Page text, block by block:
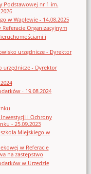
Podstawowej nr 1 im.
w Waplewie - 14.08.2025
Organizacyjnym
i
urzędnicze - Dyrektor
urzędnicze - Dyrektor
- 19.08.2024
i Ochrony
- 25.09.2023
Miejskiego w
w Referacie
na zastępstwo
w Urzędzie